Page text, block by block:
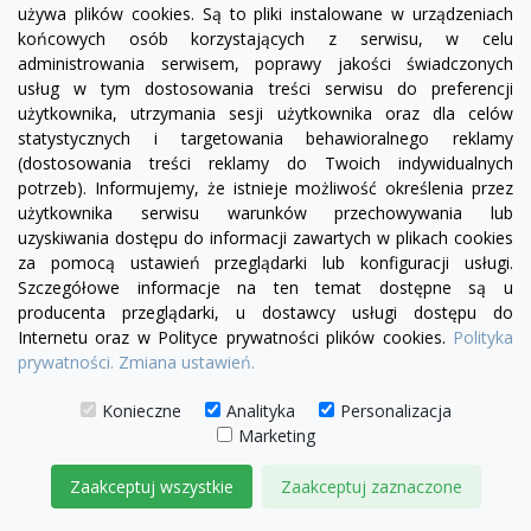
czarnybiały
używa plików cookies. Są to pliki instalowane w urządzeniach
końcowych osób korzystających z serwisu, w celu
administrowania serwisem, poprawy jakości świadczonych
usług w tym dostosowania treści serwisu do preferencji
użytkownika, utrzymania sesji użytkownika oraz dla celów
statystycznych i targetowania behawioralnego reklamy
(dostosowania treści reklamy do Twoich indywidualnych
potrzeb). Informujemy, że istnieje możliwość określenia przez
użytkownika serwisu warunków przechowywania lub
uzyskiwania dostępu do informacji zawartych w plikach cookies
za pomocą ustawień przeglądarki lub konfiguracji usługi.
Szczegółowe informacje na ten temat dostępne są u
producenta przeglądarki, u dostawcy usługi dostępu do
Internetu oraz w Polityce prywatności plików cookies. Polityka
prywatności. Zmiana ustawień.
Konieczne Analityka
Personalizacja
Marketing
Zaakceptuj wszystkie Zaakceptuj zaznaczone